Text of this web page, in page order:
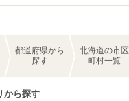
都道府県から
探す
北海道の市区
町村一覧
から探す